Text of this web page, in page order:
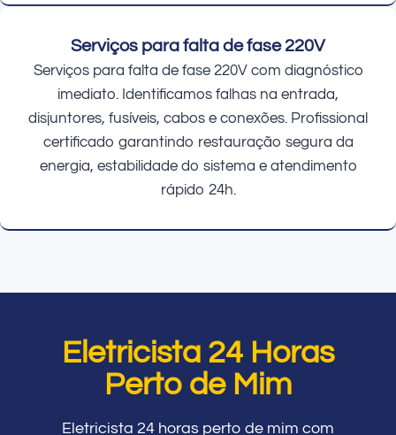
Serviços para falta de fase 220V
Serviços para falta de fase 220V com diagnóstico
imediato. Identificamos falhas na entrada,
disjuntores, fusíveis, cabos e conexões. Profissional
certificado garantindo restauração segura da
energia, estabilidade do sistema e atendimento
rápido 24h.
Eletricista 24 Horas
Perto de Mim
Eletricista 24 horas perto de mim com